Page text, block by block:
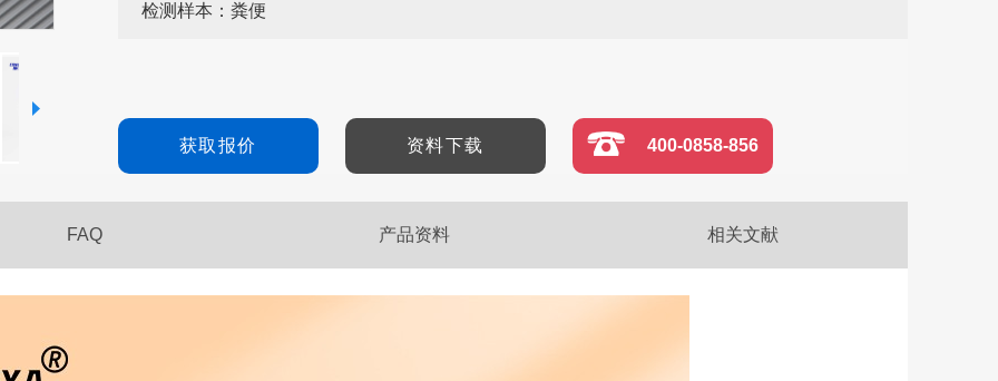
检测样本：粪便
获取报价 资料下载 400-0858-856
FAQ 产品资料 相关文献